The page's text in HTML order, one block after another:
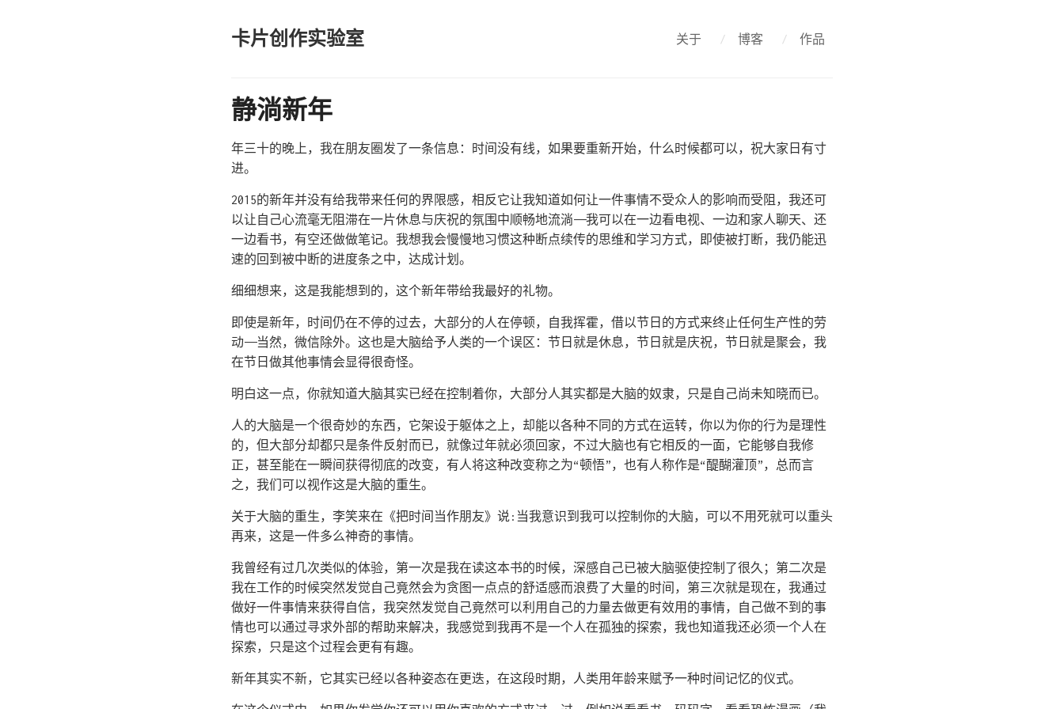
卡片创作实验室 关于 / 博客 / 作品
静淌新年
年三十的晚上，我在朋友圈发了一条信息：时间没有线，如果要重新开始，什么时候都可以，祝大家日有寸
进。
2015的新年并没有给我带来任何的界限感，相反它让我知道如何让一件事情不受众人的影响而受阻，我还可
以让自己心流毫无阻滞在一片休息与庆祝的氛围中顺畅地流淌——我可以在一边看电视、一边和家人聊天、还
一边看书，有空还做做笔记。我想我会慢慢地习惯这种断点续传的思维和学习方式，即使被打断，我仍能迅
速的回到被中断的进度条之中，达成计划。
细细想来，这是我能想到的，这个新年带给我最好的礼物。
即使是新年，时间仍在不停的过去，大部分的人在停顿，自我挥霍，借以节日的方式来终止任何生产性的劳
动——当然，微信除外。这也是大脑给予人类的一个误区：节日就是休息，节日就是庆祝，节日就是聚会，我
在节日做其他事情会显得很奇怪。
明白这一点，你就知道大脑其实已经在控制着你，大部分人其实都是大脑的奴隶，只是自己尚未知晓而已。
人的大脑是一个很奇妙的东西，它架设于躯体之上，却能以各种不同的方式在运转，你以为你的行为是理性
的，但大部分却都只是条件反射而已，就像过年就必须回家，不过大脑也有它相反的一面，它能够自我修
正，甚至能在一瞬间获得彻底的改变，有人将这种改变称之为“顿悟”，也有人称作是“醍醐灌顶”，总而言
之，我们可以视作这是大脑的重生。
关于大脑的重生，李笑来在《把时间当作朋友》说:当我意识到我可以控制你的大脑，可以不用死就可以重头
再来，这是一件多么神奇的事情。
我曾经有过几次类似的体验，第一次是我在读这本书的时候，深感自己已被大脑驱使控制了很久；第二次是
我在工作的时候突然发觉自己竟然会为贪图一点点的舒适感而浪费了大量的时间，第三次就是现在，我通过
做好一件事情来获得自信，我突然发觉自己竟然可以利用自己的力量去做更有效用的事情，自己做不到的事
情也可以通过寻求外部的帮助来解决，我感觉到我再不是一个人在孤独的探索，我也知道我还必须一个人在
探索，只是这个过程会更有有趣。
新年其实不新，它其实已经以各种姿态在更迭，在这段时期，人类用年龄来赋予一种时间记忆的仪式。